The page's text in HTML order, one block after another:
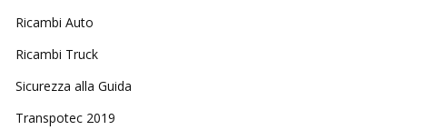
Ricambi Auto
Ricambi Truck
Sicurezza alla Guida
Transpotec 2019